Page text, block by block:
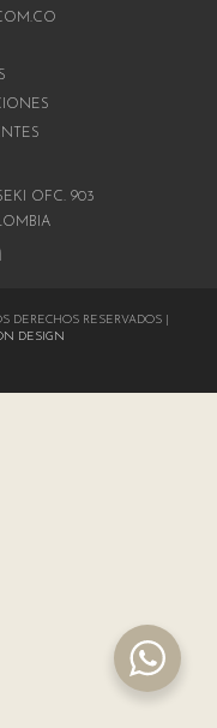
OFC. 903
DERECHOS RESERVADOS |
DESIGN